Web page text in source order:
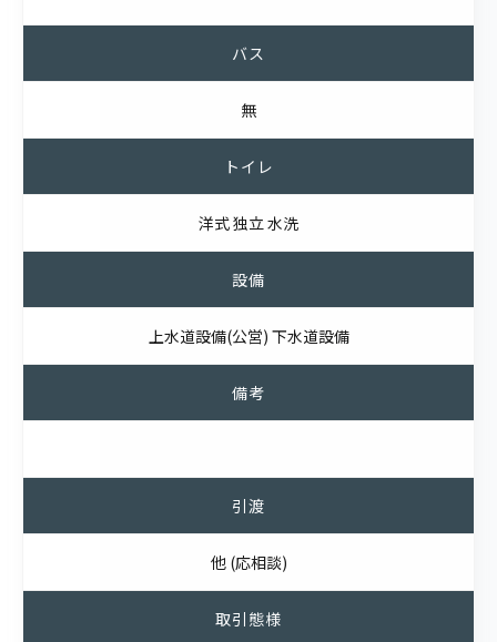
バス
無
トイレ
洋式 独立 水洗
設備
上水道設備(公営) 下水道設備
備考
引渡
他 (応相談)
取引態様